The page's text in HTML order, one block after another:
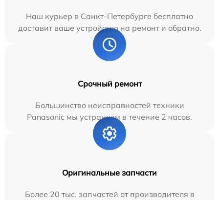
Наш курьер в Санкт-Петербурге бесплатно
доставит ваше устройство на ремонт и обратно.
Срочный ремонт
Большинство неисправностей техники
Panasonic мы устраняем в течение 2 часов.
Оригинальные запчасти
Более 20 тыс. запчастей от производителя в